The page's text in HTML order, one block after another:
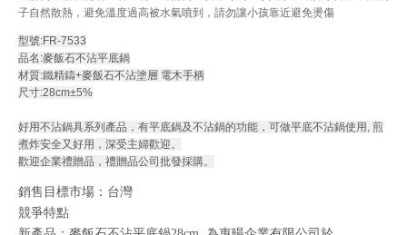
子自然散熱，避免溫度過高被水氣噴到，請勿讓小孩靠近避免燙傷
型號:FR-7533
品名:麥飯石不沾平底鍋
材質:鐵精鑄+麥飯石不沾塗層 電木手柄
尺寸:28cm±5%
好用不沾鍋具系列產品，有平底鍋及不沾鍋的功能，可做平底不沾鍋使用, 煎
煮炸安全又好用 ，深受主婦歡迎。
歡迎企業禮贈品 ，禮贈品公司批發採購。
銷售目標市場：台灣
競爭特點